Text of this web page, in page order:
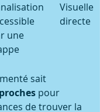
une
Visuelle
directe
sait
pour
de trouver la